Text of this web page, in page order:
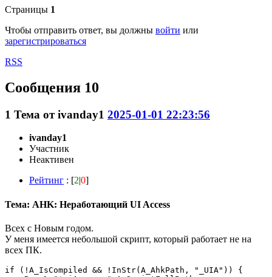
Страницы 1
Чтобы отправить ответ, вы должны войти или
зарегистрироваться
RSS
Сообщения 10
1 Тема отivanday1 2025-01-01 22:23:56
ivanday1
Участник
Неактивен
Рейтинг : [2|0]
Тема: AHK: Неработающий UI Access
Всех с Новым годом.
У меня имеется небольшой скрипт, который работает не на
всех ПК.
if (!A_IsCompiled && !InStr(A_AhkPath, "_UIA")) {